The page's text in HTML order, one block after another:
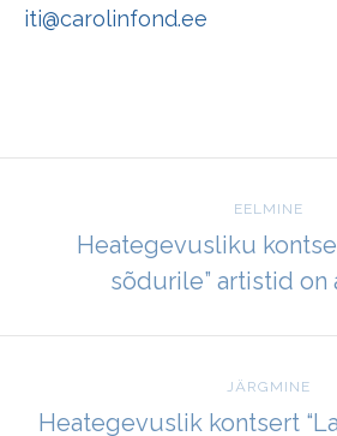
iti@carolinfond.ee
EELMINE
Heategevusliku
sõdurile” artistid on
JÄRGMINE
Heategevuslik kontsert